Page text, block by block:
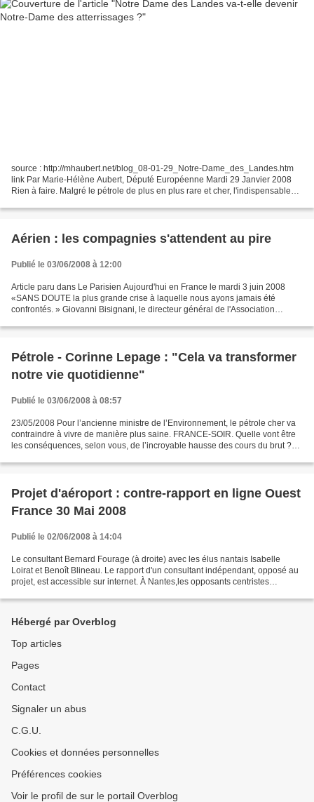
source : http://mhaubert.net/blog_08-01-29_Notre-Dame_des_Landes.htm
link Par Marie-Hélène Aubert, Député Européenne Mardi 29 Janvier 2008
Rien à faire. Malgré le pétrole de plus en plus rare et cher, l'indispensable
Aérien : les compagnies s'attendent au pire
Publié le 03/06/2008 à 12:00
Article paru dans Le Parisien Aujourd'hui en France le mardi 3 juin 2008
«SANS DOUTE la plus grande crise à laquelle nous ayons jamais été
confrontés. » Giovanni Bisignani, le directeur général de l'Association
Pétrole - Corinne Lepage : "Cela va transformer
notre vie quotidienne"
Publié le 03/06/2008 à 08:57
23/05/2008 Pour l’ancienne ministre de l’Environnement, le pétrole cher va
contraindre à vivre de manière plus saine. FRANCE-SOIR. Quelle vont être
les conséquences, selon vous, de l’incroyable hausse des cours du brut ?
Projet d'aéroport : contre-rapport en ligne Ouest
France 30 Mai 2008
Publié le 02/06/2008 à 14:04
Le consultant Bernard Fourage (à droite) avec les élus nantais Isabelle
Loirat et Benoît Blineau. Le rapport d'un consultant indépendant, opposé au
projet, est accessible sur internet. À Nantes,les opposants centristes
Hébergé par Overblog
Top articles
Pages
Contact
Signaler un abus
C.G.U.
Cookies et données personnelles
Préférences cookies
Voir le profil de sur le portail Overblog